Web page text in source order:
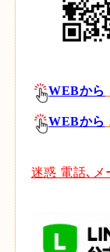
WEBから
WEBから
迷惑 電話､